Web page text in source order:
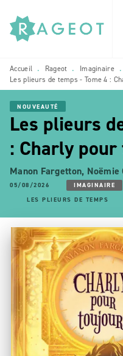
MENU RECHERCHE
PIED DE PAGE
Accueil • Rageot • Imaginaire •
Les plieurs de temps - Tome 4 :
NOUVEAUTÉ
Les plieurs
: Charly
Manon Fargetton,
05/08/2026 IMAGINAIRE
LES PLIEURS DE TEMPS